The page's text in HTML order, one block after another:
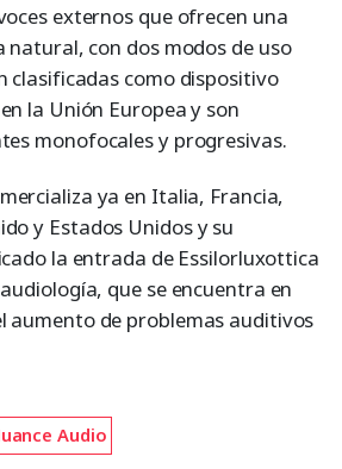
externos que ofrecen una
natural, con dos modos de uso
clasificadas como dispositivo
la Unión Europea y son
monofocales y progresivas.
ya en Italia, Francia,
y Estados Unidos y su
la entrada de Essilorluxottica
que se encuentra en
aumento de problemas auditivos
Audio